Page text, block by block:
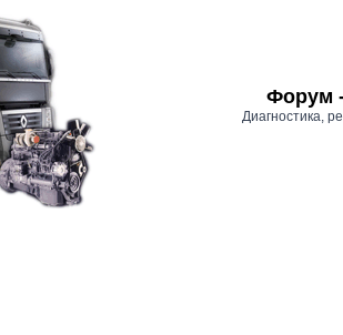
Форум -
Диагностика,